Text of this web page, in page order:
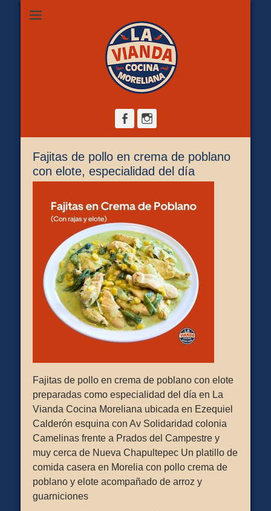
La Vianda Cocina
Moreliana |
Comida casera en
Camelinas sobre Ezequiel Calderón #30 esquina Av. Solidaridad.
Servicio para comer aquí, llevar o pedir a domicilio.
FacebookInstagram
Fajitas de pollo en crema de poblano
con elote, especialidad del día
Fajitas de pollo en crema de poblano con elote
preparadas como especialidad del día en La
Vianda Cocina Moreliana ubicada en Ezequiel
Calderón esquina con Av Solidaridad colonia
Camelinas frente a Prados del Campestre y
muy cerca de Nueva Chapultepec Un platillo de
comida casera en Morelia con pollo crema de
poblano y elote acompañado de arroz y
guarniciones